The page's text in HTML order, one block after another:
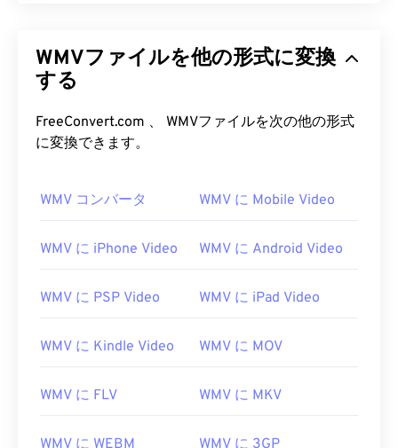
WMVファイルを他の形式に変換
する
FreeConvert.com 、 WMVファイルを次の他の形式
に変換できます。
WMV コンバータ WMV に Mobile Video
WMV に iPhone Video WMV に Android Video
WMV に PSP Video WMV に iPad Video
WMV に Kindle Video WMV に MOV
WMV に FLV WMV に MKV